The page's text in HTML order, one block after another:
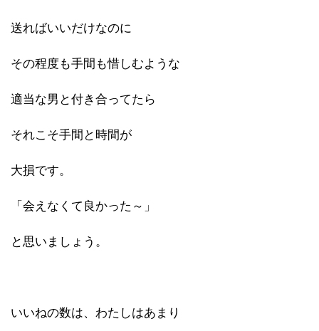
送ればいいだけなのに
その程度も手間も惜しむような
適当な男と付き合ってたら
それこそ手間と時間が
大損です。
「会えなくて良かった～」
と思いましょう。
いいねの数は、わたしはあまり